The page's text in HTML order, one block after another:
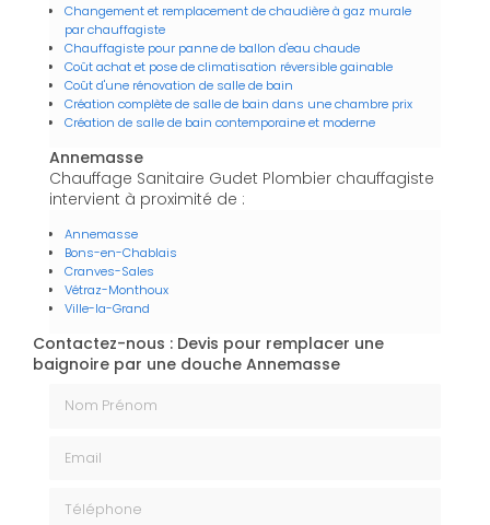
Changement et remplacement de chaudière à gaz murale
par chauffagiste
Chauffagiste pour panne de ballon d'eau chaude
Coût achat et pose de climatisation réversible gainable
Coût d'une rénovation de salle de bain
Création complète de salle de bain dans une chambre prix
Création de salle de bain contemporaine et moderne
Annemasse
Chauffage Sanitaire Gudet Plombier chauffagiste
intervient à proximité de :
Annemasse
Bons-en-Chablais
Cranves-Sales
Vétraz-Monthoux
Ville-la-Grand
Contactez-nous : Devis pour remplacer une
baignoire par une douche Annemasse